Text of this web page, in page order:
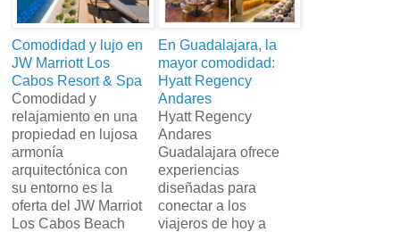
Comodidad y lujo en
JW Marriott Los
Cabos Resort & Spa
Comodidad y
relajamiento en una
propiedad en lujosa
armonía
arquitectónica con
su entorno es la
oferta del JW Marriot
Los Cabos Beach
En Guadalajara, la
mayor comodidad:
Hyatt Regency
Andares
Hyatt Regency
Andares
Guadalajara ofrece
experiencias
diseñadas para
conectar a los
viajeros de hoy a